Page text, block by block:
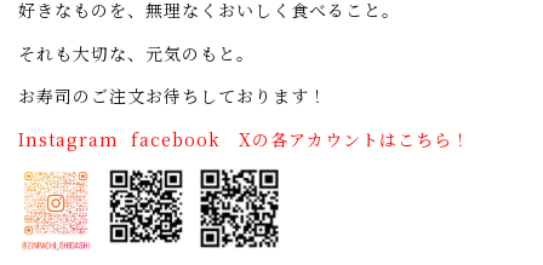
好きなものを、無理なくおいしく食べること。
それも大切な、元気のもと。
お寿司のご注文お待ちしております！
Instagram facebook Xの各アカウントはこちら！